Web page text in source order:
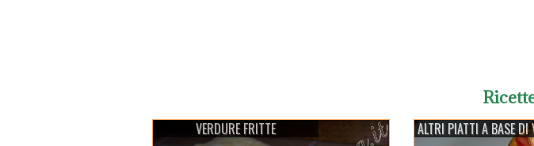
VERDURE FRITTE ALTRI PIATTI A BASE DI